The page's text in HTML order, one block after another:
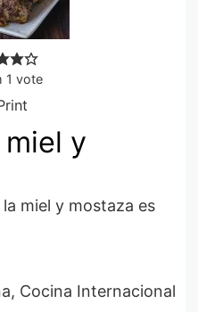
1 vote
y
miel y mostaza es
Cocina Internacional